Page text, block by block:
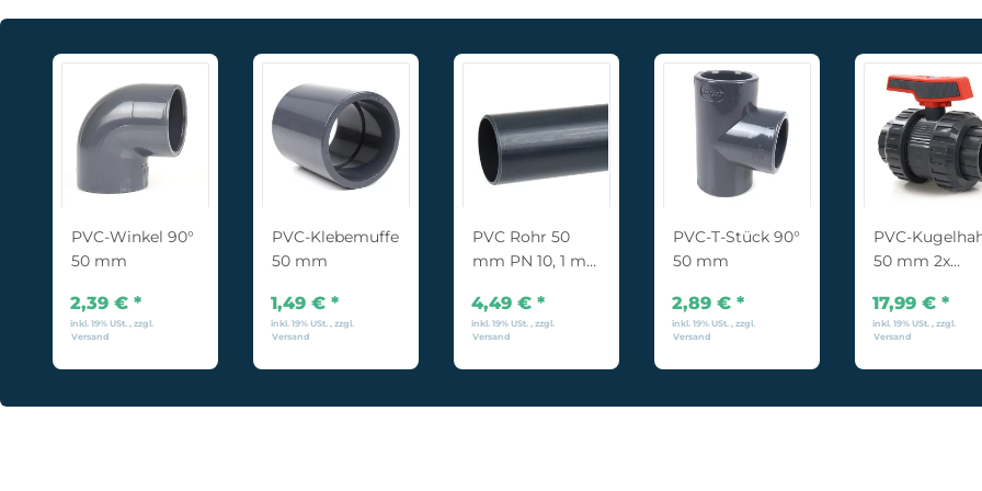
PVC-Winkel 90°
50 mm
2,39 € *
inkl. 19% USt. , zzgl.
Versand
PVC-Klebemuffe
50 mm
1,49 € *
inkl. 19% USt. , zzgl.
Versand
PVC Rohr 50
mm PN 10, 1 m
4,49 € *
inkl. 19% USt. , zzgl.
Versand
PVC-T-Stück 90°
50 mm
2,89 € *
inkl. 19% USt. , zzgl.
Versand
PVC-
50 mm 2x
17,99 € *
inkl. 19% USt. , zzgl.
Versand